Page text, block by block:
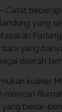
Catat
yang
yang
daerah
kuliner
mencari
yang benar-